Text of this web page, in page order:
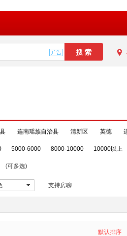
连南瑶族自治县 清新区 英德
5000-6000 8000-10000 10000以上
(可多选)
支持房聊
默认排序